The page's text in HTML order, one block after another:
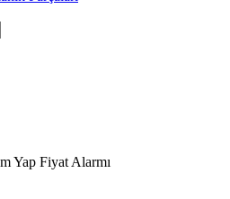
Yap Fiyat Alarmı